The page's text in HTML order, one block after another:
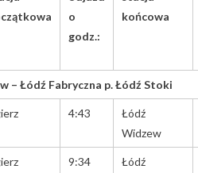
o
godz.:
końcowa
– Łódź Fabryczna p. Łódź Stoki
4:43
Łódź
Widzew
9:34
Łódź